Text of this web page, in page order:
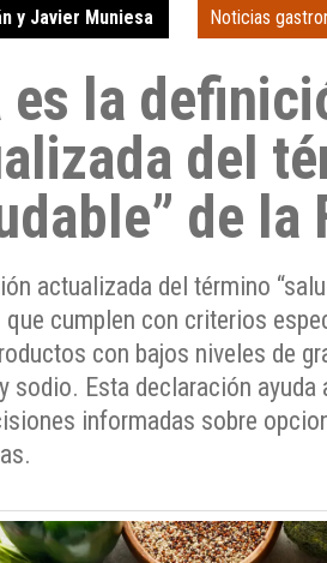
y Javier Muniesa Noticias
es la
del
de la
actualizada del término
cumplen con criterios
con bajos niveles de
sodio. Esta declaración
informadas sobre